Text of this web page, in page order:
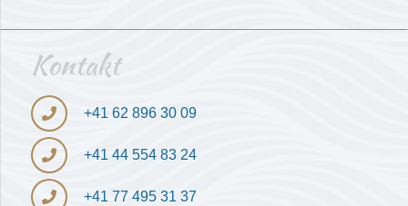
Kontakt
+41 ‎62 896 30 09
+41 ‎44 554 83 24
+41 77 495 31 37